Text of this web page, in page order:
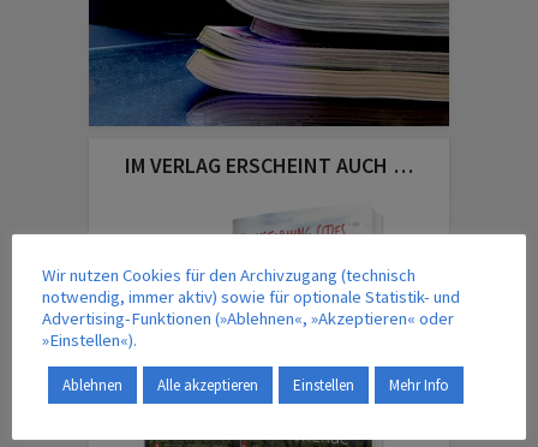
IM VERLAG ERSCHEINT AUCH …
Wir nutzen Cookies für den Archivzugang (technisch
notwendig, immer aktiv) sowie für optionale Statistik- und
Advertising-Funktionen (»Ablehnen«, »Akzeptieren« oder
»Einstellen«).
Ablehnen Alle akzeptieren Einstellen Mehr Info